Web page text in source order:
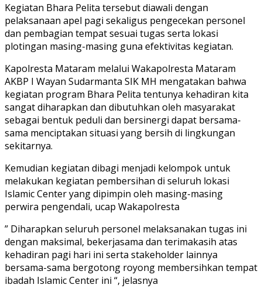
Kegiatan Bhara Pelita tersebut diawali dengan
pelaksanaan apel pagi sekaligus pengecekan personel
dan pembagian tempat sesuai tugas serta lokasi
plotingan masing-masing guna efektivitas kegiatan.
Kapolresta Mataram melalui Wakapolresta Mataram
AKBP I Wayan Sudarmanta SIK MH mengatakan bahwa
kegiatan program Bhara Pelita tentunya kehadiran kita
sangat diharapkan dan dibutuhkan oleh masyarakat
sebagai bentuk peduli dan bersinergi dapat bersama-
sama menciptakan situasi yang bersih di lingkungan
sekitarnya.
Kemudian kegiatan dibagi menjadi kelompok untuk
melakukan kegiatan pembersihan di seluruh lokasi
Islamic Center yang dipimpin oleh masing-masing
perwira pengendali, ucap Wakapolresta
” Diharapkan seluruh personel melaksanakan tugas ini
dengan maksimal, bekerjasama dan terimakasih atas
kehadiran pagi hari ini serta stakeholder lainnya
bersama-sama bergotong royong membersihkan tempat
ibadah Islamic Center ini “, jelasnya